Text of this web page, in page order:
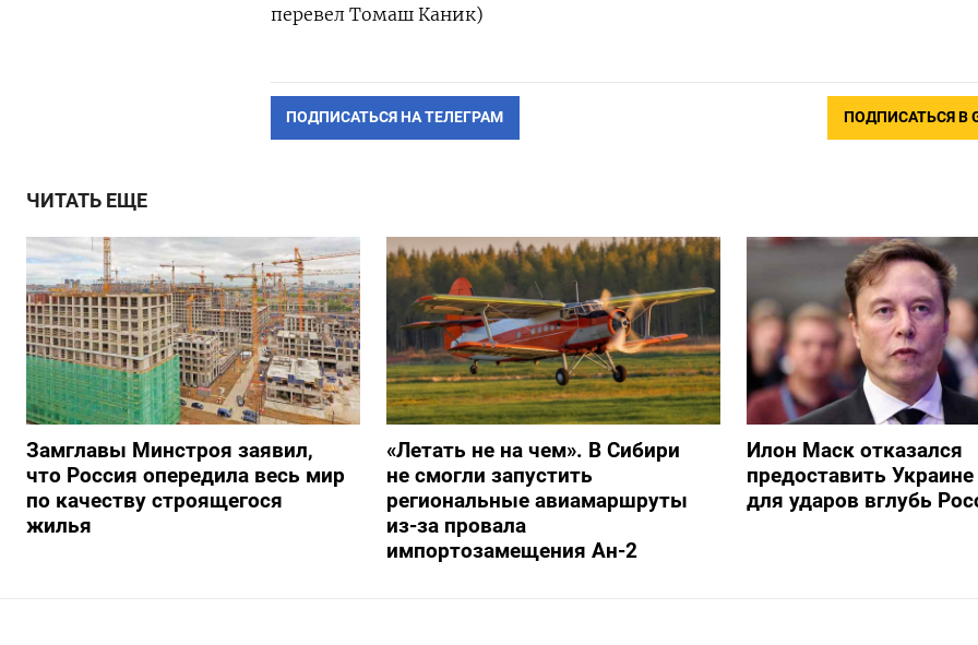
перевел Томаш Каник)
ПОДПИСАТЬСЯ НА ТЕЛЕГРАМ ПОДПИСАТЬСЯ В
ЧИТАТЬ ЕЩЕ
Замглавы Минстроя заявил,
что Россия опередила весь мир
по качеству строящегося
жилья
«Летать не на чем». В Сибири
не смогли запустить
региональные авиамаршруты
из-за провала
импортозамещения Ан-2
Илон Маск отказался
предоставить
для ударов вглубь